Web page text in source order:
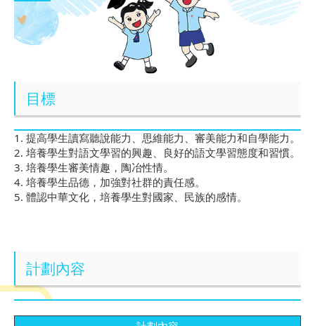
目標
1. 提高學生讀寫聽說能力、思維能力、審美能力和自學能力。
2. 培養學生對語文學習的興趣、良好的語文學習態度和習慣。
3. 培養學生審美情趣，陶冶性情。
4. 培養學生品德，加強對社群的責任感。
5. 體認中華文化，培養學生對國家、民族的感情。
計劃內容